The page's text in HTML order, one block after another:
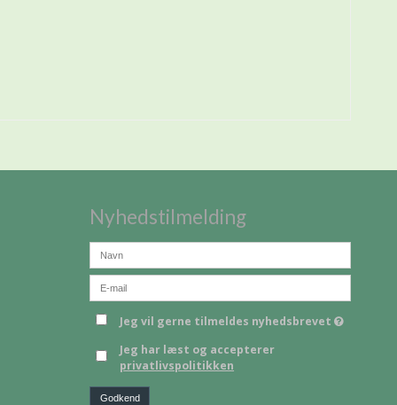
Nyhedstilmelding
Jeg vil gerne tilmeldes nyhedsbrevet
Jeg har læst og accepterer
privatlivspolitikken
Godkend